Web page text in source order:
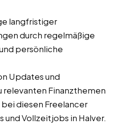
langfristiger
durch regelmäßige
persönliche
Updates und
relevanten Finanzthemen
diesen Freelancer
und Vollzeitjobs in Halver.